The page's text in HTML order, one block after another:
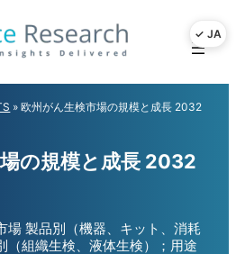
»欧州がん生検市場の規模と成長 2032
の規模と成長 2032
場 製品別（機器、キット、消耗
（組織生検、液体生検）；用途